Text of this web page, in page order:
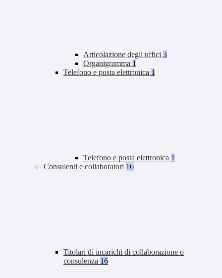
Articolazione degli uffici 3
Organigramma 1
Telefono e posta elettronica 1
Telefono e posta elettronica 1
Consulenti e collaboratori 16
Titolari di incarichi di collaborazione o
consulenza 16